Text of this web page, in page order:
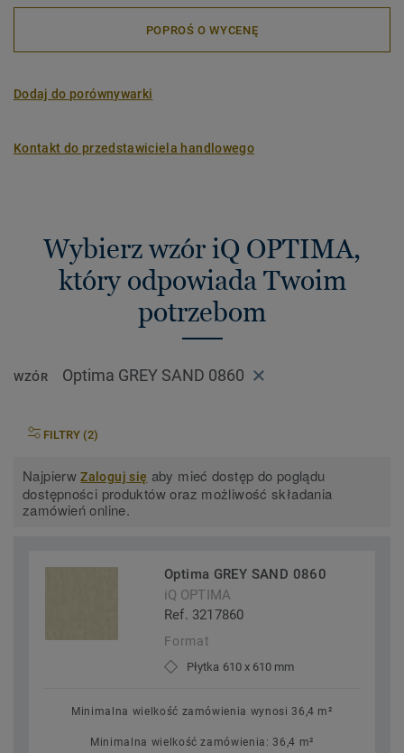
POPROŚ O WYCENĘ
Dodaj do porównywarki
Kontakt do przedstawiciela handlowego
Wybierz wzór iQ OPTIMA,
który odpowiada Twoim
potrzebom
WZÓR Optima GREY SAND 0860
FILTRY (2)
NajpierwZaloguj się aby mieć dostęp do poglądu
dostępności produktów oraz możliwość składania
zamówień online.
Optima GREY SAND 0860
iQ OPTIMA
Ref. 3217860
Format
Płytka 610 x 610 mm
Minimalna wielkość zamówienia wynosi 36,4 m²
Minimalna wielkość zamówienia: 36,4 m²